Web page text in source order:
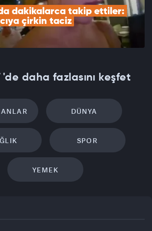
dakikalarca takip ettiler:
çirkin taciz
'de daha fazlasını keşfet
DÜNYA
SPOR
YEMEK